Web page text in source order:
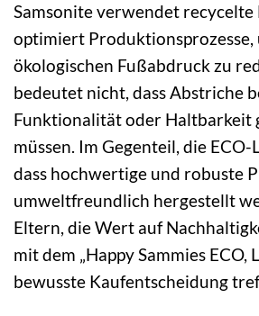
Samsonite verwendet
optimiert Produktionsprozesse,
ökologischen Fußabdruck zu
bedeutet nicht, dass Abstriche
Funktionalität oder Haltbarkeit
müssen. Im Gegenteil, die
dass hochwertige und robuste
umweltfreundlich hergestellt
Eltern, die Wert auf
mit dem „Happy Sammies ECO,
bewusste Kaufentscheidung